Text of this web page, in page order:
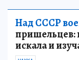
Над СССР
пришельцев:
искала и